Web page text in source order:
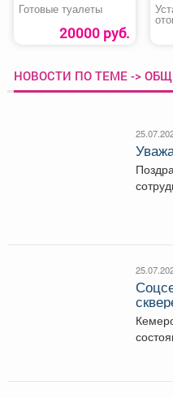
Готовые туалеты
20000 руб.
НОВОСТИ ПО ТЕМЕ ->